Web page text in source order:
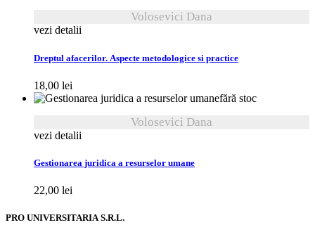
Volosevici Dana
vezi detalii
Dreptul afacerilor. Aspecte metodologice si practice
18,00 lei
fără stoc
Volosevici Dana
vezi detalii
Gestionarea juridica a resurselor umane
22,00 lei
PRO UNIVERSITARIA S.R.L.